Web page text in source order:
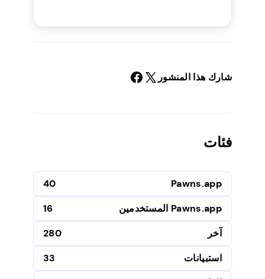
شارك هذا المنشور
فئات
Pawns.app
40
Pawns.app المستخدمين
16
آخر
280
استبيانات
33